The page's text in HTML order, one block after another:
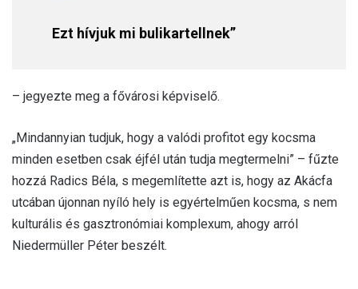
Ezt hívjuk mi bulikartellnek”
– jegyezte meg a fővárosi képviselő.
„Mindannyian tudjuk, hogy a valódi profitot egy kocsma
minden esetben csak éjfél után tudja megtermelni” – fűzte
hozzá Radics Béla, s megemlítette azt is, hogy az Akácfa
utcában újonnan nyíló hely is egyértelműen kocsma, s nem
kulturális és gasztronómiai komplexum, ahogy arról
Niedermüller Péter beszélt.